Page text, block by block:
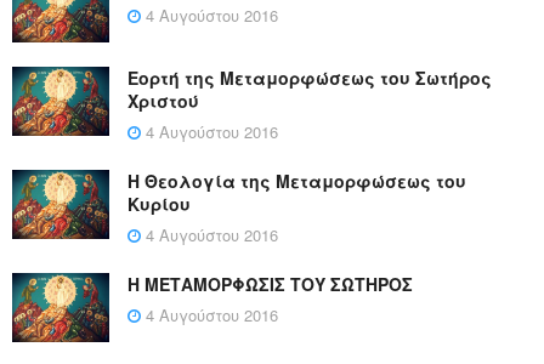
4 Αυγούστου 2016
Εορτή της Μεταμορφώσεως του Σωτήρος
Χριστού
4 Αυγούστου 2016
Η Θεολογία της Μεταμορφώσεως του
Κυρίου
4 Αυγούστου 2016
Η ΜΕΤΑΜΟΡΦΩΣΙΣ ΤΟΥ ΣΩΤΗΡΟΣ
4 Αυγούστου 2016